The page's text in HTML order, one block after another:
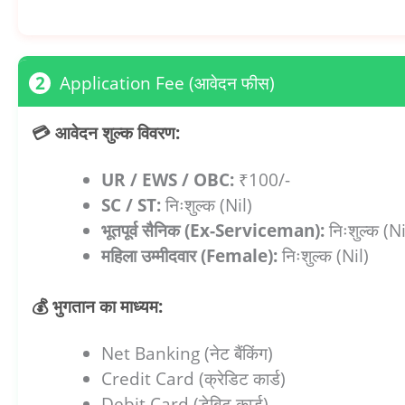
2 Application Fee (आवेदन फीस)
💳 आवेदन शुल्क विवरण:
UR / EWS / OBC: ₹100/-
SC / ST:निःशुल्क (Nil)
भूतपूर्व सैनिक (Ex-Serviceman):निःशुल्क
महिला उम्मीदवार (Female):निःशुल्क (Nil)
💰 भुगतान का माध्यम:
Net Banking (नेट बैंकिंग)
Credit Card (क्रेडिट कार्ड)